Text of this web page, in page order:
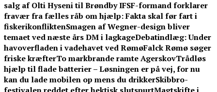
salg af Olti Hyseni til Brøndby IFSF-formand forklarer
fravær fra fælles råb om hjælp: Fakta skal før fart i
fiskerikonfliktenSmagen af Wegner-design bliver
temaet ved næste års DM i lagkageDebatindlæg: Under
havoverfladen i vadehavet ved RømøFalck Rømø søger
friske kræfterTo markbrande ramte AgerskovTrådløs
hjælp til flade batterier – Løsningen er på vej, for nu
kan du lade mobilen op mens du drikkerSkibbro-